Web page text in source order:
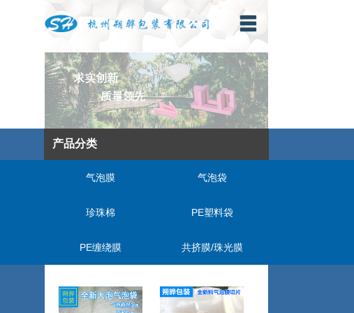
产品分类
气泡膜 气泡袋
珍珠棉 PE塑料袋
PE缠绕膜 共挤膜/珠光膜